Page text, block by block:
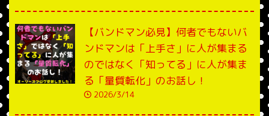
【バンドマン必見】何者でもないバ
ンドマンは「上手さ」に人が集まる
のではなく「知ってる」に人が集ま
る「量質転化」のお話し！
2026/3/14